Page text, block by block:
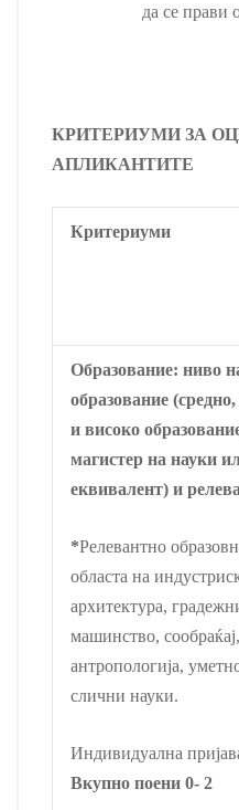
да се прави
КРИТЕРИУМИ ЗА
АПЛИКАНТИТЕ
Критериуми
Образование: ниво
образование
и високо
магистер на науки
еквивалент) и
*Релевантно
областа на
архитектура,
машинство, сообраќај,
антропологија,
слични науки.
Индивидуална
Вкупно поени 0- 2